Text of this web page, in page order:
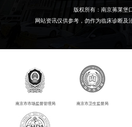
版权所有：南京茀莱堡
网站资讯仅供参考，勿作为临床诊断及
南京市市场监督管理局 南京市卫生监督局